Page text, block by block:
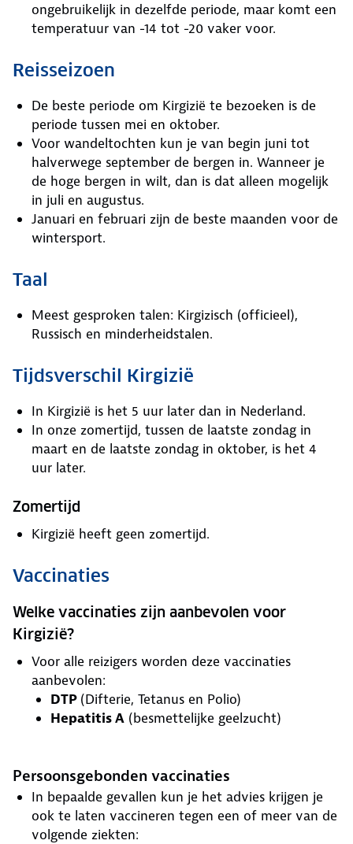
ongebruikelijk in dezelfde periode, maar komt een
temperatuur van -14 tot -20 vaker voor.
Reisseizoen
De beste periode om Kirgizië te bezoeken is de
periode tussen mei en oktober.
Voor wandeltochten kun je van begin juni tot
halverwege september de bergen in. Wanneer je
de hoge bergen in wilt, dan is dat alleen mogelijk
in juli en augustus.
Januari en februari zijn de beste maanden voor de
wintersport.
Taal
Meest gesproken talen: Kirgizisch (officieel),
Russisch en minderheidstalen.
Tijdsverschil Kirgizië
In Kirgizië is het 5 uur later dan in Nederland.
In onze zomertijd, tussen de laatste zondag in
maart en de laatste zondag in oktober, is het 4
uur later.
Zomertijd
Kirgizië heeft geen zomertijd.
Vaccinaties
Welke vaccinaties zijn aanbevolen voor
Kirgizië?
Voor alle reizigers worden deze vaccinaties
aanbevolen:
DTP (Difterie, Tetanus en Polio)
Hepatitis A (besmettelijke geelzucht)
Persoonsgebonden vaccinaties
In bepaalde gevallen kun je het advies krijgen je
ook te laten vaccineren tegen een of meer van de
volgende ziekten: